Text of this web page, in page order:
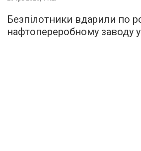
Безпілотники вдарили по
нафтопереробному заводу